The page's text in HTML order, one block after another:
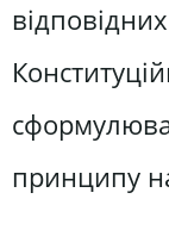
принципу